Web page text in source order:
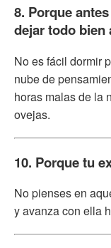
8. Porque
dejar todo bien
No es fácil dormir
nube de
horas malas de la
ovejas.
10. Porque tu
No pienses en
y avanza con ella